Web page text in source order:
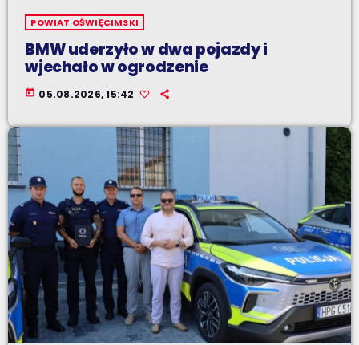
POWIAT OŚWIĘCIMSKI
BMW uderzyło w dwa pojazdy i
wjechało w ogrodzenie
today 05.08.2026, 15:42